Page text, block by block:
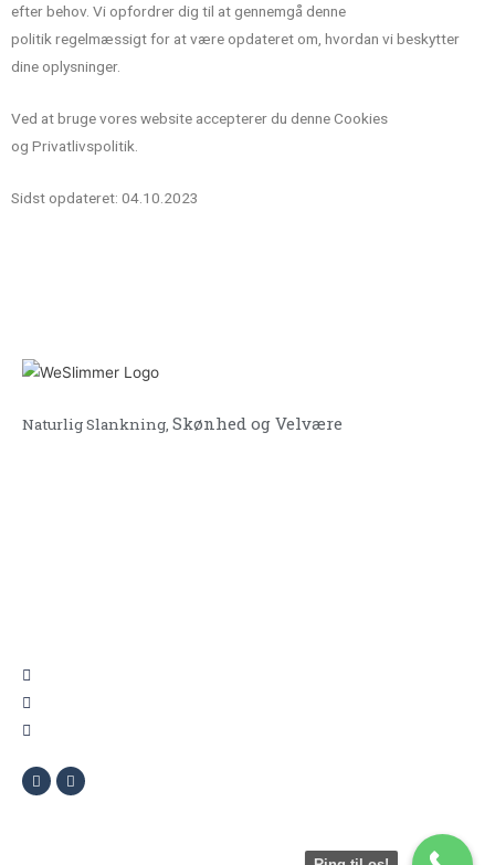
efter behov. Vi opfordrer dig til at gennemgå denne
politik regelmæssigt for at være opdateret om, hvordan vi beskytter
dine oplysninger.
Ved at bruge vores website accepterer du denne Cookies
og Privatlivspolitik.
Sidst opdateret: 04.10.2023
Naturlig Slankning, Skønhed og Velvære